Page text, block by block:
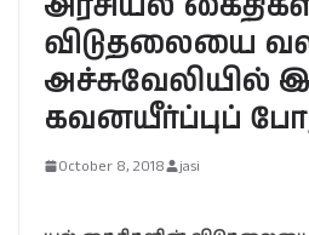
விடுதலையை
அச்சுவேலியில்
கவனயீர்ப்புப்
October 8, 2018 jasi